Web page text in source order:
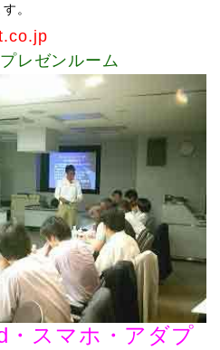
。
レゼンルーム
・スマホ・アダプ